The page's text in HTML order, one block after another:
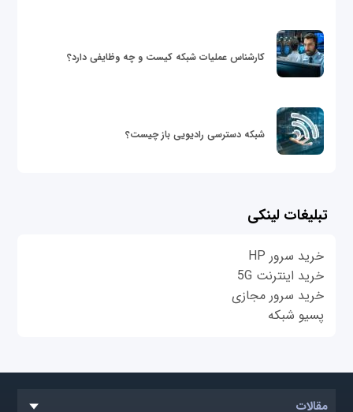
کارشناس عملیات شبکه کیست و چه وظایفی دارد؟
شبکه دسترسی رادیویی باز چیست؟
تبلیغات لینکی
خرید سرور HP
خرید اینترنت 5G
خرید سرور مجازی
پسیو شبکه
مقالات